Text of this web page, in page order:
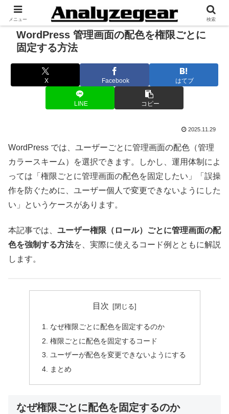
WordPress 管理画面の配色を権限ごとに
固定する方法
X Facebook はてブ
LINE コピー
2025.11.29
WordPress では、ユーザーごとに管理画面の配色（管理
カラースキーム）を選択できます。しかし、運用体制によ
っては「権限ごとに管理画面の配色を固定したい」「誤操
作を防ぐために、ユーザー個人で変更できないようにした
い」というケースがあります。
本記事では、 ユーザー権限（ロール）ごとに管理画面の配
色を強制する方法を、実際に使えるコード例とともに解説
します。
目次
なぜ権限ごとに配色を固定するのか
権限ごとに配色を固定するコード
ユーザーが配色を変更できないようにする
まとめ
なぜ権限ごとに配色を固定するのか
メニュー 検索